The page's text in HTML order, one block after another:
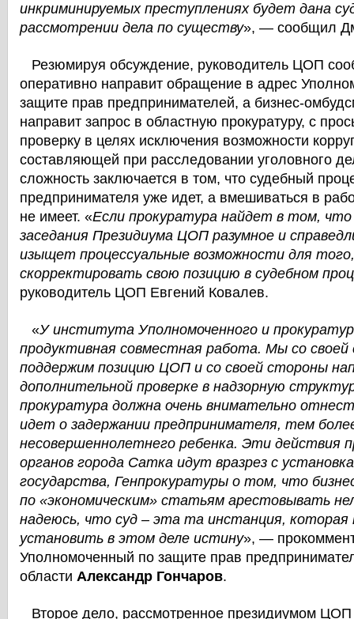
инкриминируемых преступлениях будет дана
рассмотрении дела по существу», — сообщил
Резюмируя обсуждение, руководитель ЦОП
оперативно направит обращение в адрес
защите прав предпринимателей, а бизнес-
направит запрос в областную прокуратуру, с
проверку в целях исключения возможности
составляющей при расследовании уголовного
сложность заключается в том, что судебный
предпринимателя уже идет, а вмешиваться в
не имеет. «Если прокуратура найдет в том, что
заседания Президиума ЦОП разумное и
изыщет процессуальные возможности для
скорректировать свою позицию в судебном
руководитель ЦОП Евгений Ковалев.
«У института Уполномоченного и
продуктивная совместная работа. Мы со
поддержим позицию ЦОП и со своей стороны
дополнительной проверке в надзорную
прокуратура должна очень внимательно
идет о задержании предпринимателя, тем
несовершеннолетнего ребенка. Эти действия
органов города Сатка идут вразрез с
государства, Генпрокуратуры о том, что
по «экономическим» статьям арестовывать
надеюсь, что суд – эта та инстанция, которая
установить в этом деле истину», —
Уполномоченный по защите прав
области Александр Гончаров.
Второе дело, рассмотренное президиумом